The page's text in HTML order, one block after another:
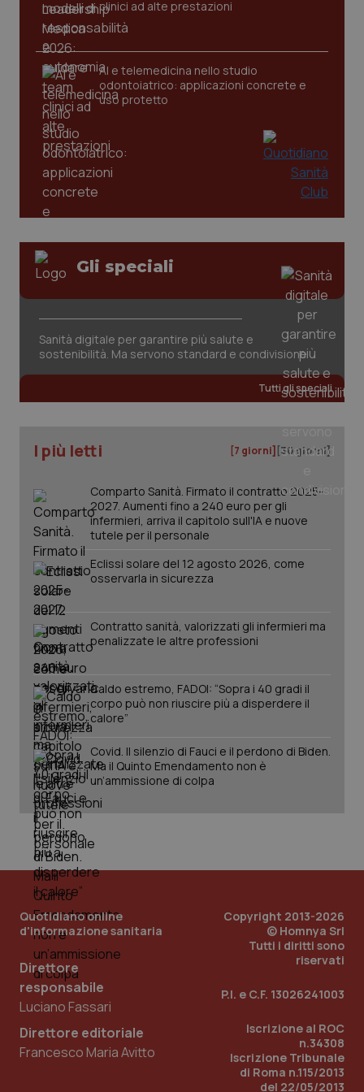
clinici ad alte prestazioni
AI e telemedicina nello studio
odontoiatrico: applicazioni concrete e
uso protetto
Gli speciali
Sanità digitale per garantire più salute e
sostenibilità. Ma servono standard e condivisione
Tutti gli speciali
I più letti [7 giorni] [30 giorni]
Comparto Sanità. Firmato il contratto 2025-
2027. Aumenti fino a 240 euro per gli
infermieri, arriva il capitolo sull'IA e nuove
tutele per il personale
Eclissi solare del 12 agosto 2026, come
osservarla in sicurezza
Contratto sanità, valorizzati gli infermieri ma
penalizzate le altre professioni
Caldo estremo, FADOI: “Sopra i 40 gradi il
corpo può non riuscire più a disperdere il
calore”
Covid. Il silenzio di Fauci e il perdono di Biden.
Ma il Quinto Emendamento non è
un’ammissione di colpa
Quotidiano online
d'informazione sanitaria
Direttore
responsabile
Luciano Fassari
Direttore editoriale
Francesco Maria Avitto
Copyright 2013-2026
© Homnya Srl
Tutti i diritti sono
riservati
P.I. e C.F. 13026241003
Iscrizione al ROC
n.34308
Iscrizione Tribunale
di Roma n.115/2013
del 22/05/2013
CookieScriptConsent
CookieScript
5
tracking-sites-ironfish-
session-id
www.quotidianosanita.it
www.quotidianosanita.it